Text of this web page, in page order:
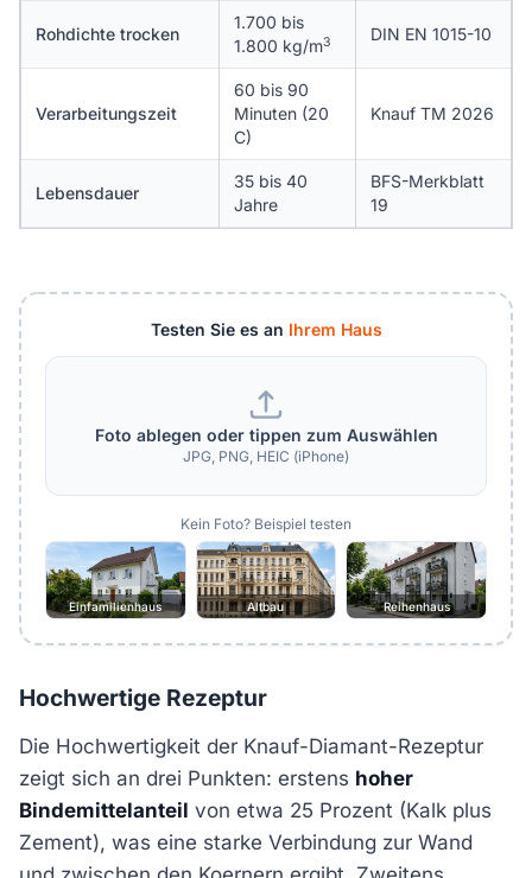
Rohdichte trocken
1.700 bis
1.800 kg/m3 DIN EN 1015-10
Verarbeitungszeit
60 bis 90
Minuten (20
C)
Knauf TM 2026
Lebensdauer
35 bis 40
Jahre
BFS-Merkblatt
19
Testen Sie es an Ihrem Haus
Foto ablegen oder tippen zum Auswählen
JPG, PNG, HEIC (iPhone)
Kein Foto? Beispiel testen
Einfamilienhaus Altbau Reihenhaus
Hochwertige Rezeptur
Die Hochwertigkeit der Knauf-Diamant-Rezeptur
zeigt sich an drei Punkten: erstens hoher
Bindemittelanteil von etwa 25 Prozent (Kalk plus
Zement), was eine starke Verbindung zur Wand